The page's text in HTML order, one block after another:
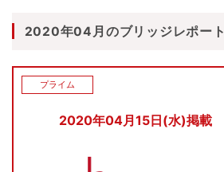
2020年04月のブリッジレポート
2020年04月15日(水)掲載
プライム